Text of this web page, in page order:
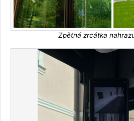
Zpětná zrcátka